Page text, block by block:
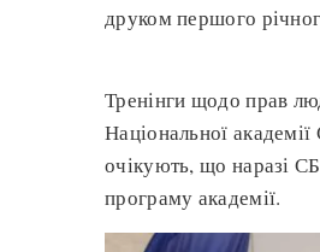
друком першого
Тренінги щодо прав
Національної
очікують, що наразі
програму академії.